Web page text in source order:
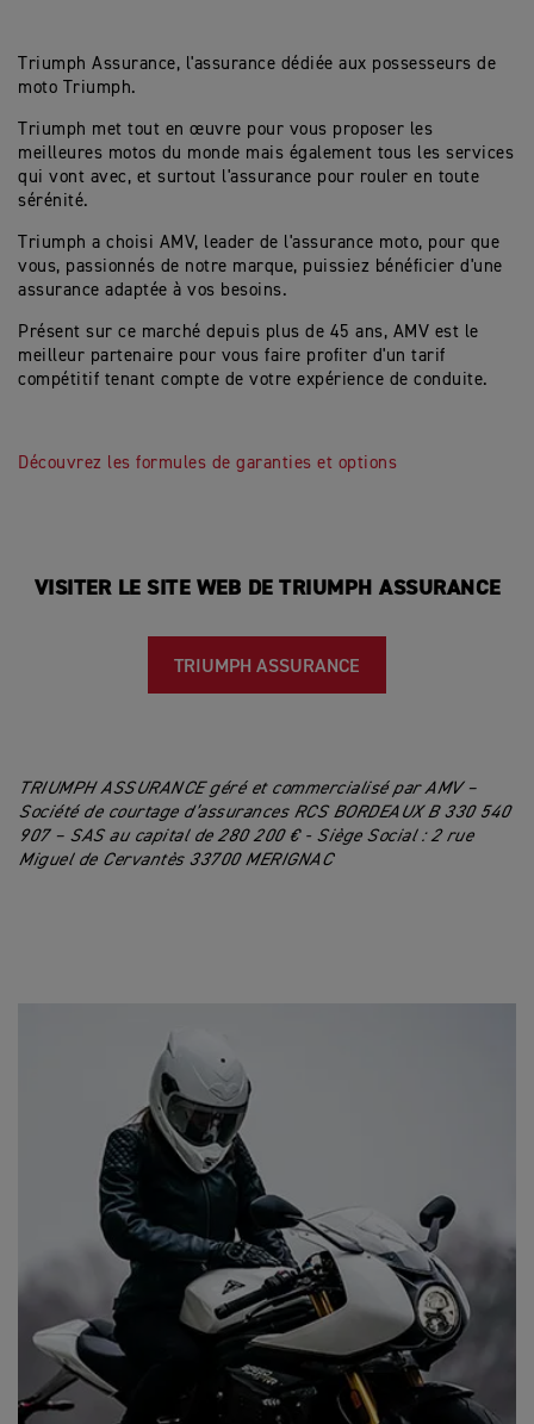
Triumph Assurance, l'assurance dédiée aux possesseurs de
moto Triumph.
Triumph met tout en œuvre pour vous proposer les
meilleures motos du monde mais également tous les services
qui vont avec, et surtout l'assurance pour rouler en toute
sérénité.
Triumph a choisi AMV, leader de l'assurance moto, pour que
vous, passionnés de notre marque, puissiez bénéficier d'une
assurance adaptée à vos besoins.
Présent sur ce marché depuis plus de 45 ans, AMV est le
meilleur partenaire pour vous faire profiter d'un tarif
compétitif tenant compte de votre expérience de conduite.
Découvrez les formules de garanties et options
VISITER LE SITE WEB DE TRIUMPH ASSURANCE
TRIUMPH ASSURANCE
TRIUMPH ASSURANCE géré et commercialisé par AMV –
Société de courtage d’assurances RCS BORDEAUX B 330 540
907 – SAS au capital de 280 200 € - Siège Social : 2 rue
Miguel de Cervantès 33700 MERIGNAC